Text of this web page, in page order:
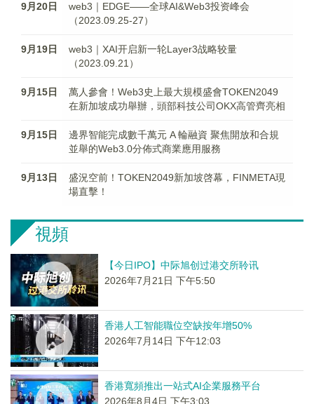
9月20日
web3｜EDGE——全球AI&Web3投资峰会
（2023.09.25-27）
9月19日
web3｜XAI开启新一轮Layer3战略较量
（2023.09.21）
9月15日
萬人參會！Web3史上最大規模盛會TOKEN2049
在新加坡成功舉辦，頭部科技公司OKX高管齊亮相
9月15日
邊界智能完成數千萬元 A 輪融資 聚焦開放和合規
並舉的Web3.0分佈式商業應用服務
9月13日
盛況空前！TOKEN2049新加坡啓幕，FINMETA現
場直擊！
視頻
【今日IPO】中际旭创过港交所聆讯
2026年7月21日 下午5:50
香港人工智能職位空缺按年增50%
2026年7月14日 下午12:03
香港寬頻推出一站式AI企業服務平台
2026年8月4日 下午3:03